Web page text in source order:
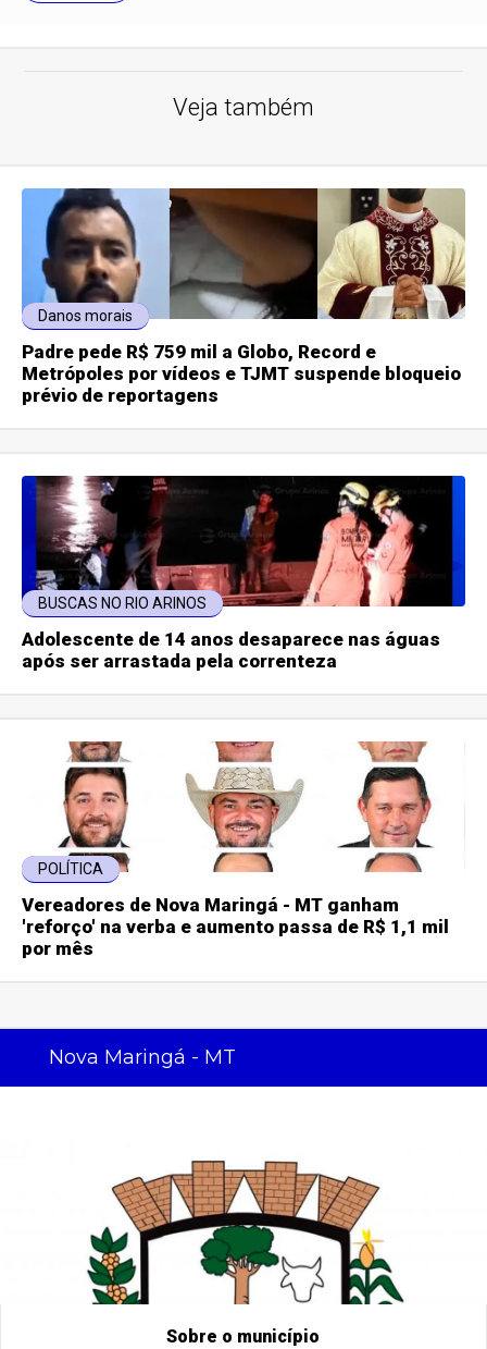
Veja também
Danos morais
Padre pede R$ 759 mil a Globo, Record e
Metrópoles por vídeos e TJMT suspende bloqueio
prévio de reportagens
BUSCAS NO RIO ARINOS
Adolescente de 14 anos desaparece nas águas
após ser arrastada pela correnteza
POLÍTICA
Vereadores de Nova Maringá - MT ganham
'reforço' na verba e aumento passa de R$ 1,1 mil
por mês
Nova Maringá - MT
Sobre o município